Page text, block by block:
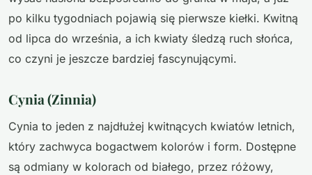
po kilku tygodniach pojawią się pierwsze kiełki. Kwitną
od lipca do września, a ich kwiaty śledzą ruch słońca,
co czyni je jeszcze bardziej fascynującymi.
Cynia (Zinnia)
Cynia to jeden z najdłużej kwitnących kwiatów letnich,
który zachwyca bogactwem kolorów i form. Dostępne
są odmiany w kolorach od białego, przez różowy,